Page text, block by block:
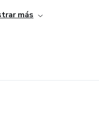
al Workshop
de este grupo es
más